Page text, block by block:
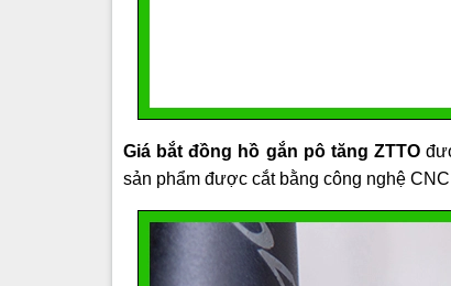
Giá bắt đồng hồ gắn pô tăng ZTTO
sản phẩm được cắt bằng công nghệ